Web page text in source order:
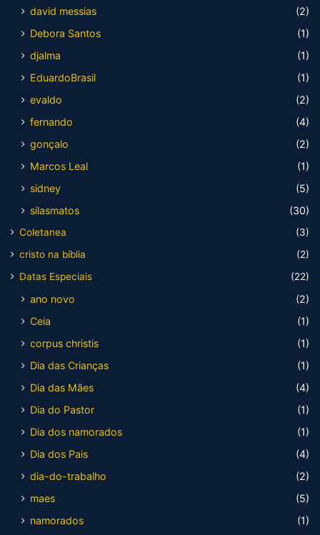
david messias
(2)
Debora Santos
(1)
djalma
(1)
EduardoBrasil
(1)
evaldo
(2)
fernando
(4)
gonçalo
(2)
Marcos Leal
(1)
sidney
(5)
silasmatos
(30)
Coletanea
(3)
cristo na bíblia
(2)
Datas Especiais
(22)
ano novo
(2)
Ceia
(1)
corpus christis
(1)
Dia das Crianças
(1)
Dia das Mães
(4)
Dia do Pastor
(1)
Dia dos namorados
(1)
Dia dos Pais
(4)
dia-do-trabalho
(2)
maes
(5)
namorados
(1)